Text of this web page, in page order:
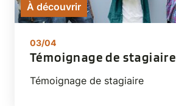
À découvrir
03/04
Témoignage de stagiaire
Témoignage de stagiaire